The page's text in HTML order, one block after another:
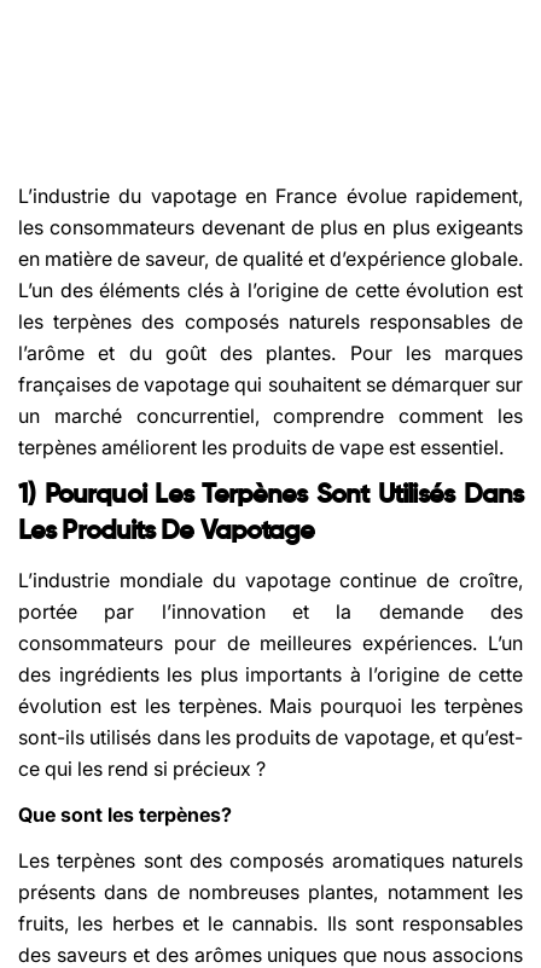
L’industrie du vapotage en France évolue rapidement,
les consommateurs devenant de plus en plus exigeants
en matière de saveur, de qualité et d’expérience globale.
L’un des éléments clés à l’origine de cette évolution est
les terpènes des composés naturels responsables de
l’arôme et du goût des plantes. Pour les marques
françaises de vapotage qui souhaitent se démarquer sur
un marché concurrentiel, comprendre comment les
terpènes améliorent les produits de vape est essentiel.
1) Pourquoi Les Terpènes Sont Utilisés Dans
Les Produits De Vapotage
L’industrie mondiale du vapotage continue de croître,
portée par l’innovation et la demande des
consommateurs pour de meilleures expériences. L’un
des ingrédients les plus importants à l’origine de cette
évolution est les terpènes. Mais pourquoi les terpènes
sont-ils utilisés dans les produits de vapotage, et qu’est-
ce qui les rend si précieux ?
Que sont les terpènes?
Les terpènes sont des composés aromatiques naturels
présents dans de nombreuses plantes, notamment les
fruits, les herbes et le cannabis. Ils sont responsables
des saveurs et des arômes uniques que nous associons